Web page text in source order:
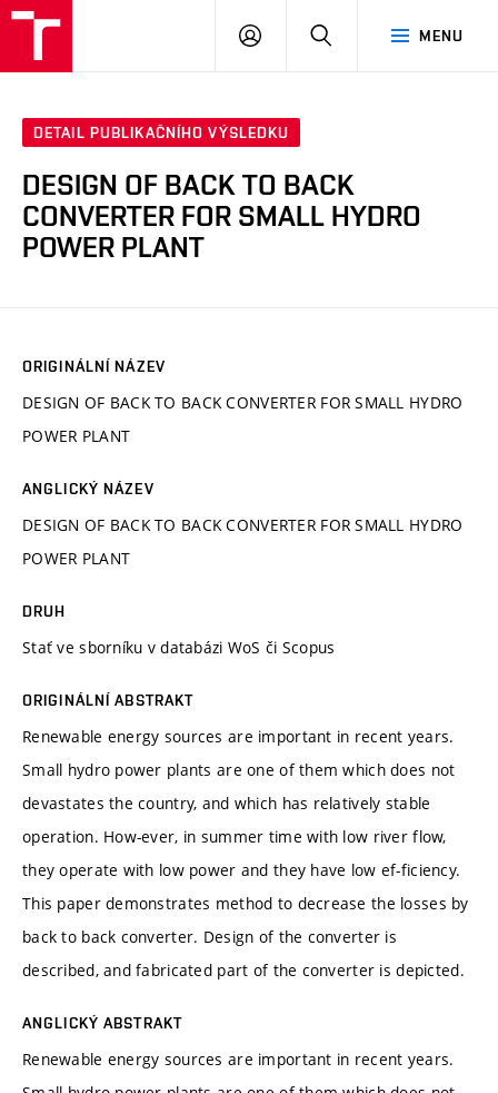
MENU
PŘIHLÁSIT
DETAIL PUBLIKAČNÍHO VÝSLEDKU
DESIGN OF BACK TO BACK
CONVERTER FOR SMALL HYDRO
POWER PLANT
ORIGINÁLNÍ NÁZEV
DESIGN OF BACK TO BACK CONVERTER FOR SMALL HYDRO
POWER PLANT
ANGLICKÝ NÁZEV
DESIGN OF BACK TO BACK CONVERTER FOR SMALL HYDRO
POWER PLANT
DRUH
Stať ve sborníku v databázi WoS či Scopus
ORIGINÁLNÍ ABSTRAKT
Renewable energy sources are important in recent years.
Small hydro power plants are one of them which does not
devastates the country, and which has relatively stable
operation. How-ever, in summer time with low river flow,
they operate with low power and they have low ef-ficiency.
This paper demonstrates method to decrease the losses by
back to back converter. Design of the converter is
described, and fabricated part of the converter is depicted.
ANGLICKÝ ABSTRAKT
Renewable energy sources are important in recent years.